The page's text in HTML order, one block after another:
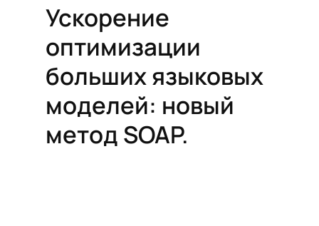
Ускорение
оптимизации
больших языковых
моделей: новый
метод SOAP.